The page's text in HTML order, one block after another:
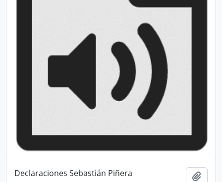
Declaraciones Sebastián Piñera